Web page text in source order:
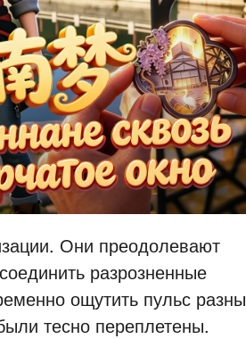
Они преодолевают
разрозненные
ощутить пульс
тесно переплетены.